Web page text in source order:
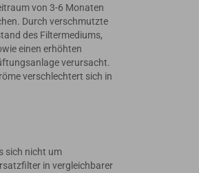
von 3-6 Monaten
Durch verschmutzte
des Filtermediums,
einen erhöhten
verursacht.
verschlechtert sich in
sich nicht um
in vergleichbarer